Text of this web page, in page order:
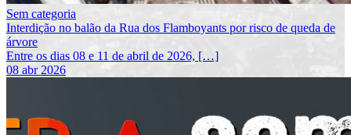
Sem categoria
Interdição no balão da Rua dos Flamboyants por risco de queda de
árvore
Entre os dias 08 e 11 de abril de 2026, […]
08 abr 2026